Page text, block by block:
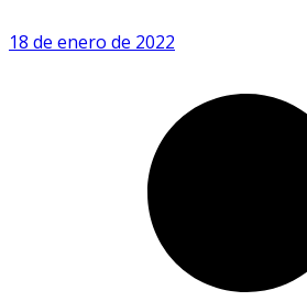
18 de enero de 2022